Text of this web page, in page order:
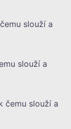
slouží a
slouží a
čemu slouží a